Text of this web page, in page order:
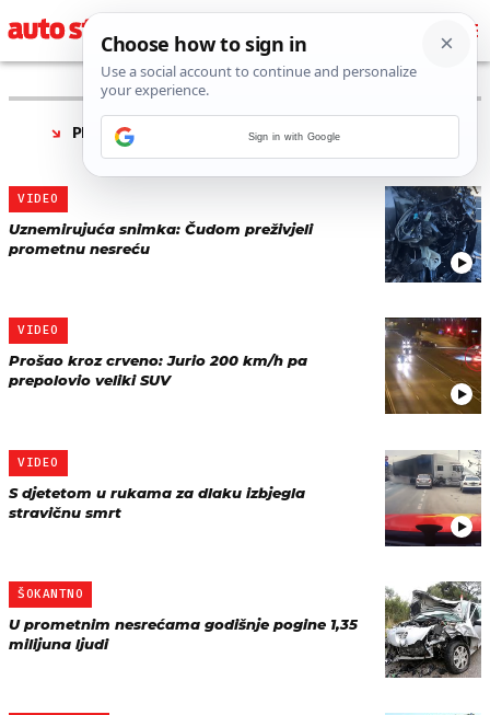
PRONAĐENO 24 REZULTATA ZA TAG “
NESREĆA”
VIDEO
Uznemirujuća snimka: Čudom preživjeli
prometnu nesreću
VIDEO
Prošao kroz crveno: Jurio 200 km/h pa
prepolovio veliki SUV
VIDEO
S djetetom u rukama za dlaku izbjegla
stravičnu smrt
ŠOKANTNO
U prometnim nesrećama godišnje pogine 1,35
milijuna ljudi
Sign in with Google